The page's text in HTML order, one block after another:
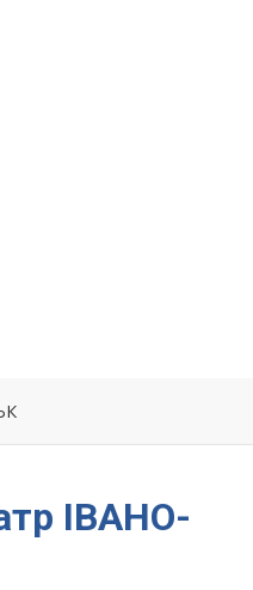
ІВАНО-